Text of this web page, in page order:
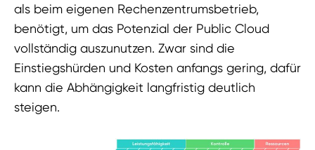
als beim eigenen Rechenzentrumsbetrieb,
benötigt, um das Potenzial der Public Cloud
vollständig auszunutzen. Zwar sind die
Einstiegshürden und Kosten anfangs gering, dafür
kann die Abhängigkeit langfristig deutlich
steigen.